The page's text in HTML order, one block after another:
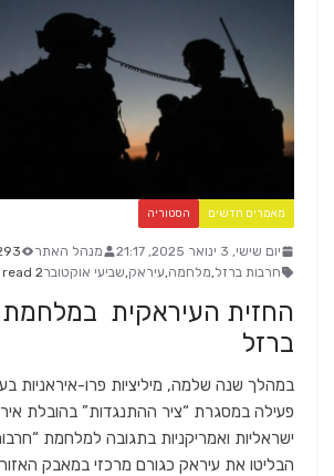
מאמרים חדשים הסטוריה
יום שישי, 3 ינואר 2025, 21:17 מנהל האתר
Views
חרבות ברזל,מלחמה,עיראק,שביעי אוקטובר2 min read
החזית העיראקית
ברזל
במהלך שנה שלמה, מיליציות פרו-איראניות
פעילה במסגרת “ציר ההתנגדות” בהובלת
ישראליות ואמריקניות בתגובה למלחמת
הבליטו את עיראק כגורם מרכזי במאבק